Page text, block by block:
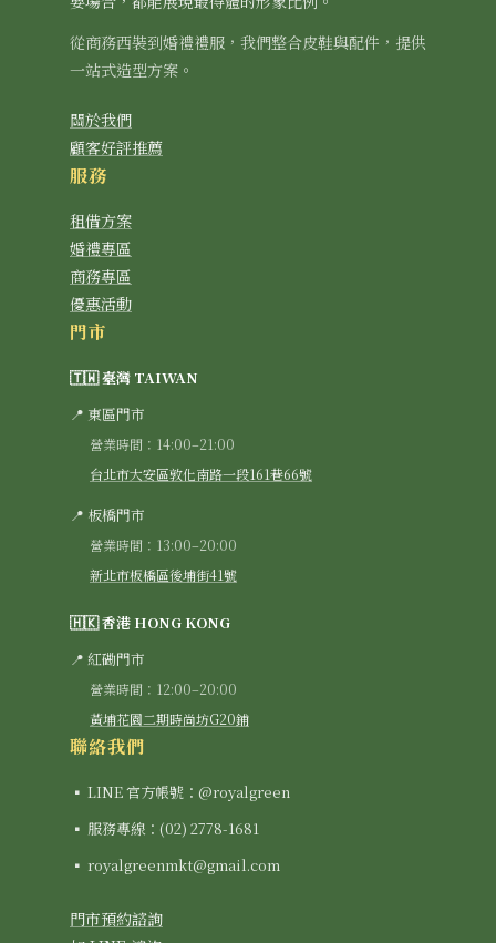
從商務西裝到婚禮禮服，我們整合皮鞋與配件，提供
一站式造型方案。
關於我們
顧客好評推薦
服務
租借方案
婚禮專區
商務專區
優惠活動
門市
🇹🇼 臺灣 TAIWAN
📍 東區門市
營業時間：14:00–21:00
台北市大安區敦化南路一段161巷66號
📍 板橋門市
營業時間：13:00–20:00
新北市板橋區後埔街41號
🇭🇰 香港 HONG KONG
📍 紅磡門市
營業時間：12:00–20:00
黃埔花園二期時尚坊G20鋪
聯絡我們
▪ LINE 官方帳號：@royalgreen
▪ 服務專線：(02) 2778-1681
▪ royalgreenmkt@gmail.com
門市預約諮詢